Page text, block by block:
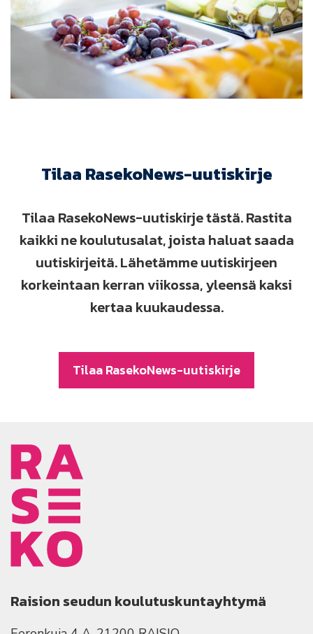
Tilaa RasekoNews-uutiskirje
Tilaa RasekoNews-uutiskirje tästä. Rastita
kaikki ne koulutusalat, joista haluat saada
uutiskirjeitä. Lähetämme uutiskirjeen
korkeintaan kerran viikossa, yleensä kaksi
kertaa kuukaudessa.
Tilaa RasekoNews-uutiskirje
Raision seudun koulutuskuntayhtymä